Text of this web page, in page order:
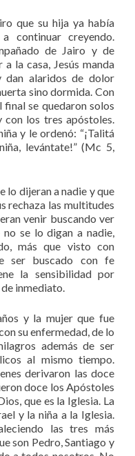
que su hija ya había
continuar creyendo.
de Jairo y de
la casa, Jesús manda
alaridos de dolor
sino dormida. Con
se quedaron solos
con los tres apóstoles.
y le ordenó: “¡Talitá
levántate!” (Mc 5,
lo dijeran a nadie y que
rechaza las multitudes
venir buscando ver
se lo digan a nadie,
más que visto con
ser buscado con fe
la sensibilidad por
inmediato.
y la mujer que fue
su enfermedad, de lo
además de ser
al mismo tiempo.
derivaron las doce
doce los Apóstoles
que es la Iglesia. La
y la niña a la Iglesia.
las tres más
son Pedro, Santiago y